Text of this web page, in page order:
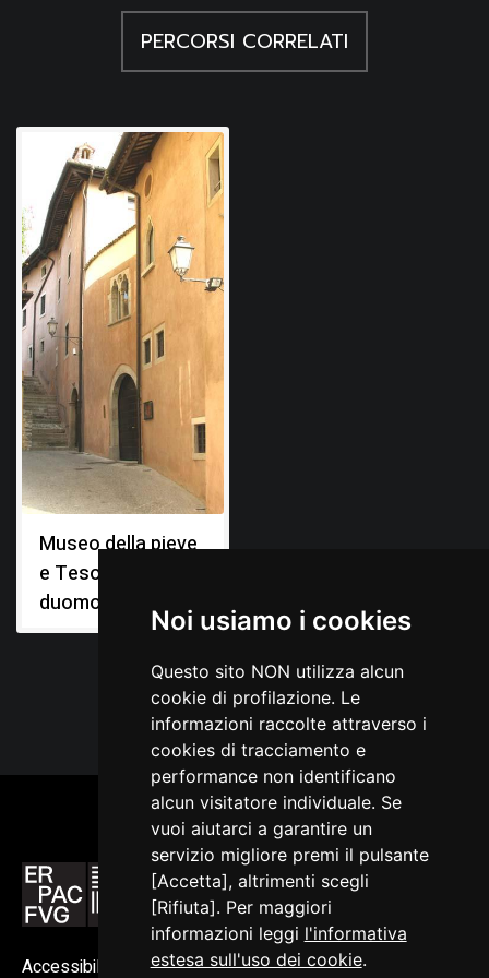
Noi usiamo i cookies
Questo sito NON utilizza alcun
cookie di profilazione. Le
informazioni raccolte attraverso i
cookies di tracciamento e
performance non identificano
alcun visitatore individuale. Se
vuoi aiutarci a garantire un
servizio migliore premi il pulsante
[Accetta], altrimenti scegli
[Rifiuta]. Per maggiori
informazioni leggi l'informativa
estesa sull'uso dei cookie.
PERCORSI CORRELATI
Museo della pieve
e Tesoro del
duomo
Accessibilità